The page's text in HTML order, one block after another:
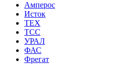
Амперос
Исток
ТЕХ
ТСС
УРАЛ
ФАС
Фрегат